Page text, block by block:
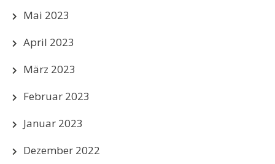
Mai 2023
April 2023
März 2023
Februar 2023
Januar 2023
Dezember 2022